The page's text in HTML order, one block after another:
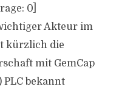
0]
Akteur im
kürzlich die
mit GemCap
bekannt